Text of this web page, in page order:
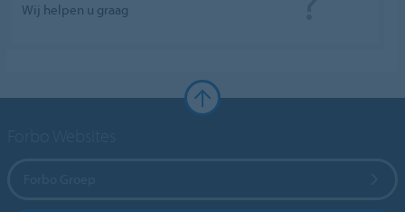
Wij helpen u graag